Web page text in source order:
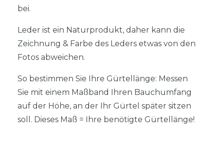
bei.
Leder ist ein Naturprodukt, daher kann die
Zeichnung & Farbe des Leders etwas von den
Fotos abweichen.
So bestimmen Sie Ihre Gürtellänge: Messen
Sie mit einem Maßband Ihren Bauchumfang
auf der Höhe, an der Ihr Gürtel später sitzen
soll. Dieses Maß = Ihre benötigte Gürtellänge!